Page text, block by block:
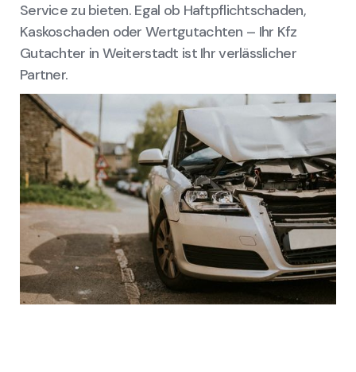
Service zu bieten. Egal ob Haftpflichtschaden,
Kaskoschaden oder Wertgutachten – Ihr Kfz
Gutachter in Weiterstadt ist Ihr verlässlicher
Partner.